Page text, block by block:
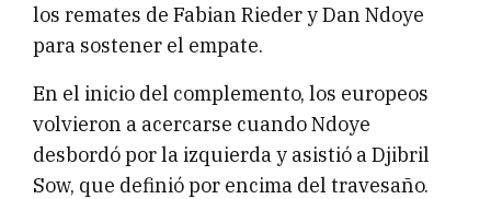
los remates de Fabian Rieder y Dan Ndoye
para sostener el empate.
En el inicio del complemento, los europeos
volvieron a acercarse cuando Ndoye
desbordó por la izquierda y asistió a Djibril
Sow, que definió por encima del travesaño.